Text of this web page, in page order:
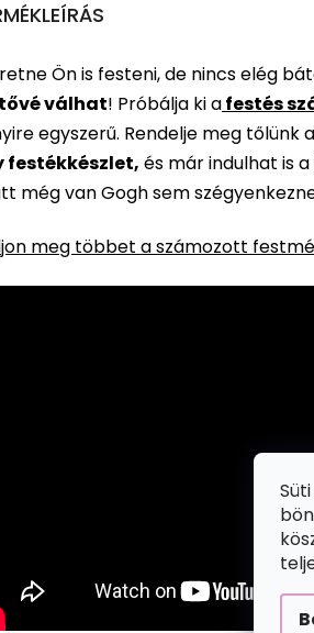
Ön is festeni, de nincs elég
válhat! Próbálja ki afestés
egyszerű. Rendelje meg tőlünk a
festékkészlet, és már indulhat is
még van Gogh sem
meg többet a számozott